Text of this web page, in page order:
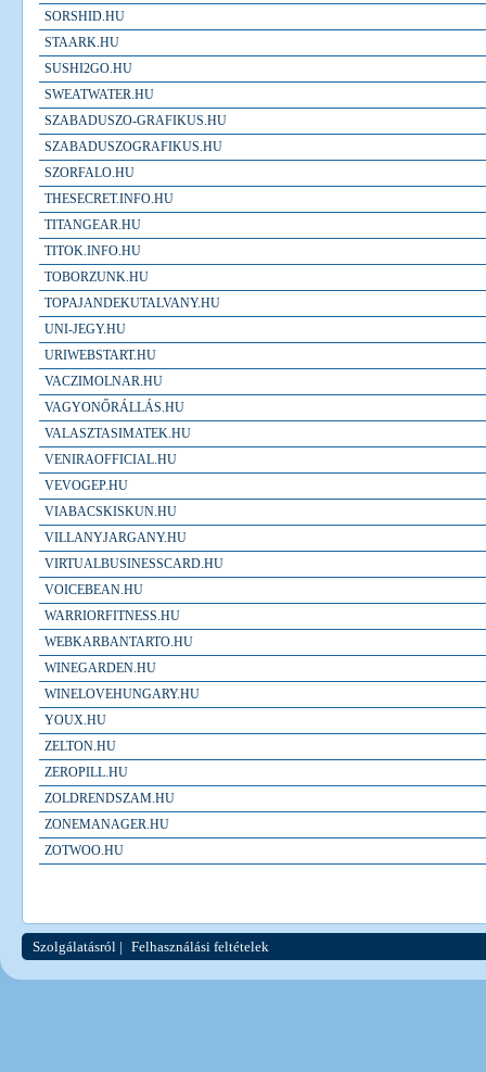
SORSHID.HU
STAARK.HU
SUSHI2GO.HU
SWEATWATER.HU
SZABADUSZO-GRAFIKUS.HU
SZABADUSZOGRAFIKUS.HU
SZORFALO.HU
THESECRET.INFO.HU
TITANGEAR.HU
TITOK.INFO.HU
TOBORZUNK.HU
TOPAJANDEKUTALVANY.HU
UNI-JEGY.HU
URIWEBSTART.HU
VACZIMOLNAR.HU
VAGYONŐRÁLLÁS.HU
VALASZTASIMATEK.HU
VENIRAOFFICIAL.HU
VEVOGEP.HU
VIABACSKISKUN.HU
VILLANYJARGANY.HU
VIRTUALBUSINESSCARD.HU
VOICEBEAN.HU
WARRIORFITNESS.HU
WEBKARBANTARTO.HU
WINEGARDEN.HU
WINELOVEHUNGARY.HU
YOUX.HU
ZELTON.HU
ZEROPILL.HU
ZOLDRENDSZAM.HU
ZONEMANAGER.HU
ZOTWOO.HU
Szolgálatásról | Felhasználási feltételek